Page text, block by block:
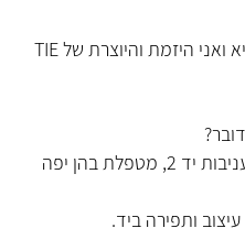
שמי איילת גיא ואני היזמת והיוצרת של TIE
אני אוספת עניבות יד 2, מטפלת בהן יפה
עיצוב ותפירה ביד.